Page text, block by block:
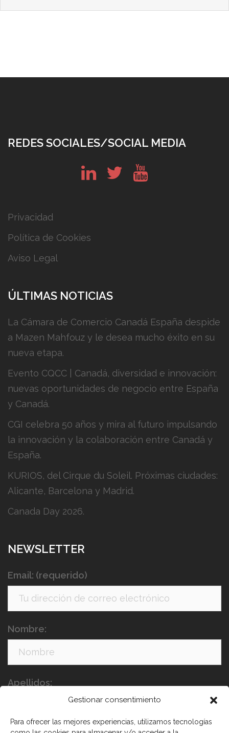
Gestionar consentimiento
Para ofrecer las mejores experiencias, utilizamos tecnologías
REDES SOCIALES/SOCIAL MEDIA
Privacidad
Política de Cookies
Aviso Legal
ÚLTIMAS NOTICIAS
La Cámara de Comercio Canadá España despide
a Mazen Mahfouz y le desea mucho éxito en su
nueva etapa.
Evento CQCC | Canadá, diversidad e innovación:
nuevas oportunidades de negocio entre España
y Canadá.
CGI celebra 50 años y mira al futuro impulsando
la innovación y la colaboración entre Canadá y
España.
KURIOS, del Cirque du Soleil. Próximas ciudades:
Alicante, Barcelona y Madrid.
Canada Day 2026.
NEWSLETTER
Email: (requerido)
Nombre:
Apellidos: